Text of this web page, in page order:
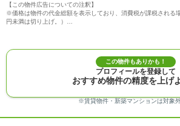
【この物件広告についての注釈】
※価格は物件の代金総額を表示しており、消費税が課税される
円未満は切り上げ。）
※写真に写っている、またはパース（絵）や間取り図に描かれ
※建築条件付き土地価格には、建物価格は含まれません。
※物件情報は、原則として情報提供日の２日前に最終確認した
※完成予想図はいずれも外構、植栽、外観等実際のものとは多
※モデルルーム・モデルハウス・展示場・ショールームの画像
※ＣＧ合成の画像の場合、実際とは多少異なる場合があります
※物件特徴：販売戸数が複数の物件は、全ての住戸に該当しな
この物件もありかも！
プロフィールを登録して
おすすめ物件の精度を上げ
※賃貸物件・新築マンションは対象